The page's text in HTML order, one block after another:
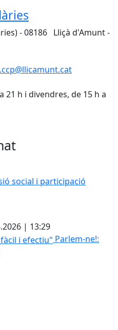
- 08186 Lliçà d'Amunt -
21 h i divendres, de 15 h a
social i participació
| 13:29
i efectiu"
Parlem-ne!: